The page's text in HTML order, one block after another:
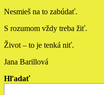
Nesmieš na to zabúdať.
S rozumom vždy treba žiť.
Život – to je tenká niť.
Jana Barillová
Hľadať